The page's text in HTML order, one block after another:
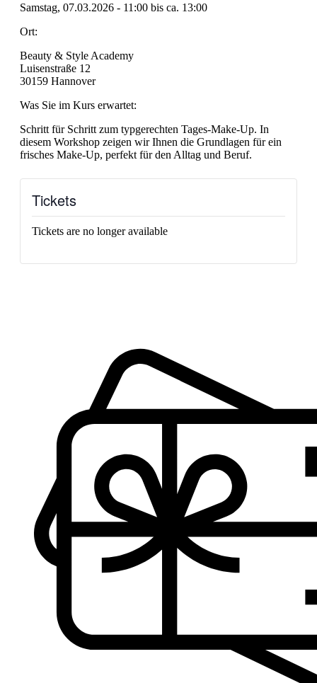
Samstag, 07.03.2026 - 11:00 bis ca. 13:00
Ort:
Beauty & Style Academy
Luisenstraße 12
30159 Hannover
Was Sie im Kurs erwartet:
Schritt für Schritt zum typgerechten Tages-Make-Up. In
diesem Workshop zeigen wir Ihnen die Grundlagen für ein
frisches Make-Up, perfekt für den Alltag und Beruf.
Tickets
Tickets are no longer available